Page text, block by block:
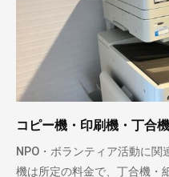
コピー機・印刷機・丁合
NPO・ボランティア活動に関
機は所定の料金で、丁合機・